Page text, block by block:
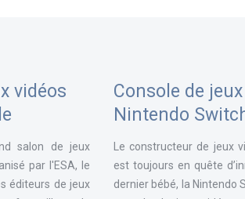
vidéos
salon de jeux
par l'ESA, le
éditeurs de jeux
Console de
Nintendo
Le constructeur de jeux
est toujours en quête
dernier bébé, la Nintendo